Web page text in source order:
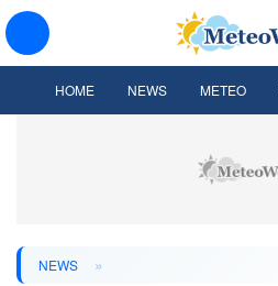
HOME NEWS METEO
NEWS »